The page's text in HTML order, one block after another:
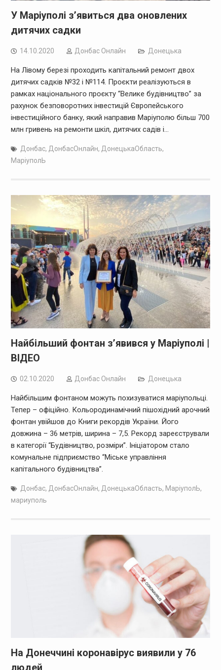
У Маріуполі з’явиться два оновлених
дитячих садки
14.10.2020 Дoнбас Онлайн Донецька
На Лівому березі проходить капітальний ремонт двох
дитячих садків №32 і №114. Проєкти реалізуються в
рамках національного проєкту “Велике будівництво” за
рахунок безповоротних інвестицій Європейського
інвестиційного банку, який направив Маріуполю більш 700
млн гривень на ремонти шкіл, дитячих садів і…
Донбас, ДонбасОнлайн, ДонецькаОбласть,
МаріуполЬ
Найбільший фонтан з’явився у Маріуполі |
ВІДЕО
02.10.2020 Дoнбас Онлайн Донецька
Найбільшим фонтаном можуть похизуватися маріупольці.
Тепер – офіційно. Кольородинамічний пішохідний арочний
фонтан увійшов до Книги рекордів України. Його
довжина – 36 метрів, ширина – 7,5. Рекорд зареєстрували
в категорії “Будівництво, розміри”. Ініціатором стало
комунальне підприємство “Міське управління
капітального будівництва”.
Донбас, ДонбасОнлайн, ДонецькаОбласть, МаріуполЬ,
мариуполь
На Донеччині коронавірус виявили у 76
людей